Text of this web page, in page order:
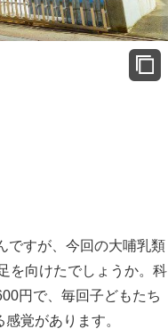
ですが、今回の大哺乳類
を向けたでしょうか。科
円で、毎回子どもたち
覚があります。